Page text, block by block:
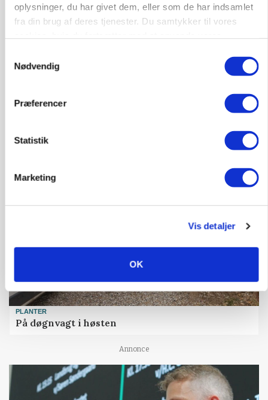
oplysninger, du har givet dem, eller som de har indsamlet
fra din brug af deres tjenester. Du samtykker til vores
Nødvendig
Præferencer
Statistik
Marketing
Vis detaljer
OK
Nye aktierekorder – og den brutale lektie fra et
HØST-TOUR
PLANTER
På døgnvagt i høsten
Annonce